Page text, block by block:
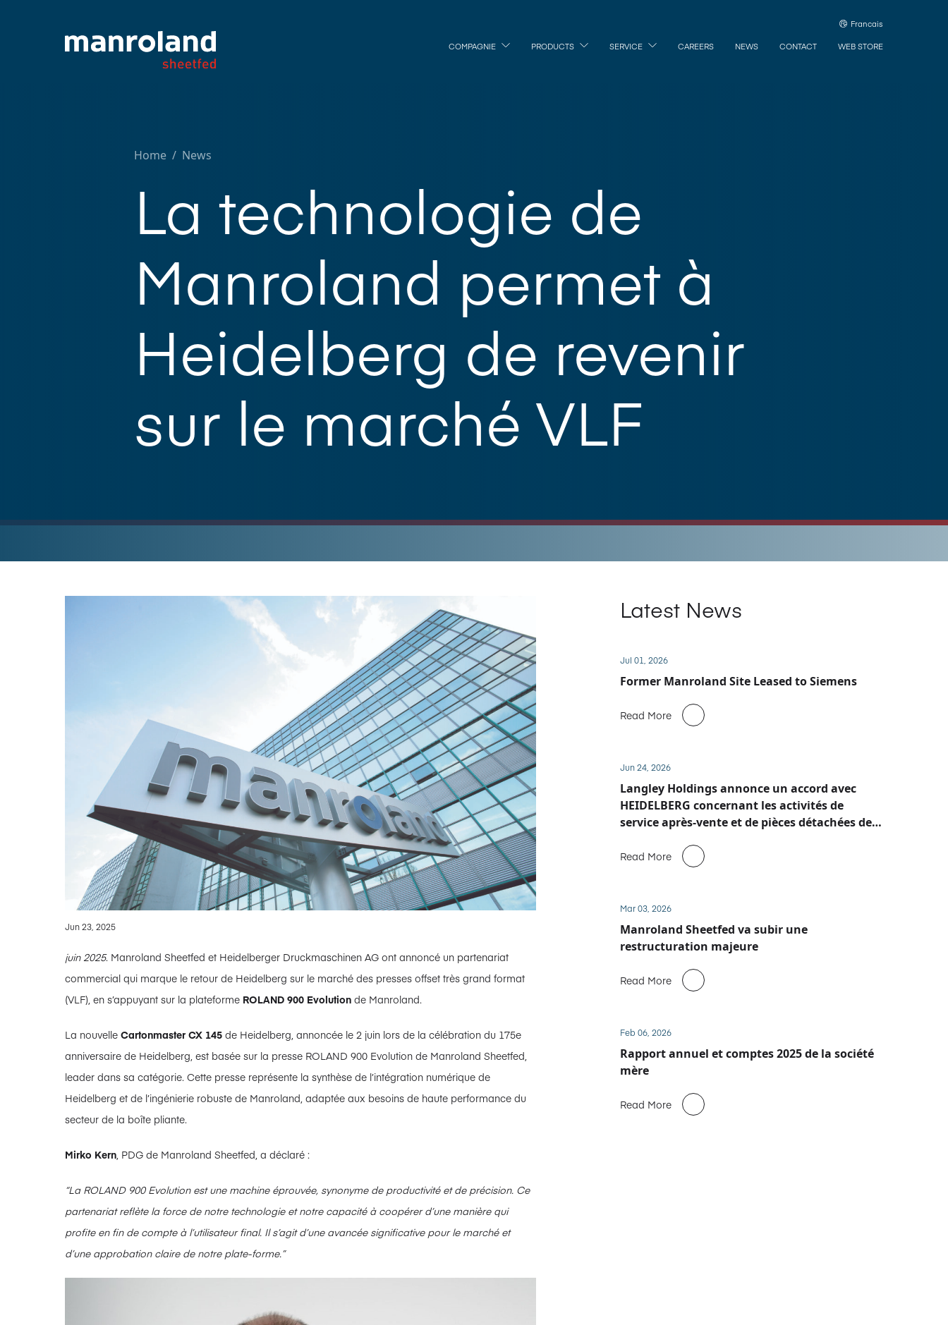
Francais
COMPAGNIE PRODUCTS SERVICE CAREERS NEWS CONTACT WEB STORE
Home / News
La technologie de
Manroland permet à
Heidelberg de revenir
sur le marché VLF
Jun 23, 2025
juin 2025. Manroland Sheetfed et Heidelberger Druckmaschinen AG ont annoncé un partenariat
commercial qui marque le retour de Heidelberg sur le marché des presses offset très grand format
(VLF), en s’appuyant sur la plateforme ROLAND 900 Evolution de Manroland.
La nouvelle Cartonmaster CX 145 de Heidelberg, annoncée le 2 juin lors de la célébration du 175e
anniversaire de Heidelberg, est basée sur la presse ROLAND 900 Evolution de Manroland Sheetfed,
leader dans sa catégorie. Cette presse représente la synthèse de l’intégration numérique de
Heidelberg et de l’ingénierie robuste de Manroland, adaptée aux besoins de haute performance du
secteur de la boîte pliante.
Mirko Kern , PDG de Manroland Sheetfed, a déclaré :
“La ROLAND 900 Evolution est une machine éprouvée, synonyme de productivité et de précision. Ce
partenariat reflète la force de notre technologie et notre capacité à coopérer d’une manière qui
profite en fin de compte à l’utilisateur final. Il s’agit d’une avancée significative pour le marché et
d’une approbation claire de notre plate-forme.”
Latest News
Jul 01, 2026
Former Manroland Site Leased to Siemens
Read More
Jun 24, 2026
Langley Holdings annonce un accord avec
HEIDELBERG concernant les activités de
service après-vente et de pièces détachées de
Read More
Mar 03, 2026
Manroland Sheetfed va subir une
restructuration majeure
Read More
Feb 06, 2026
Rapport annuel et comptes 2025 de la société
mère
Read More